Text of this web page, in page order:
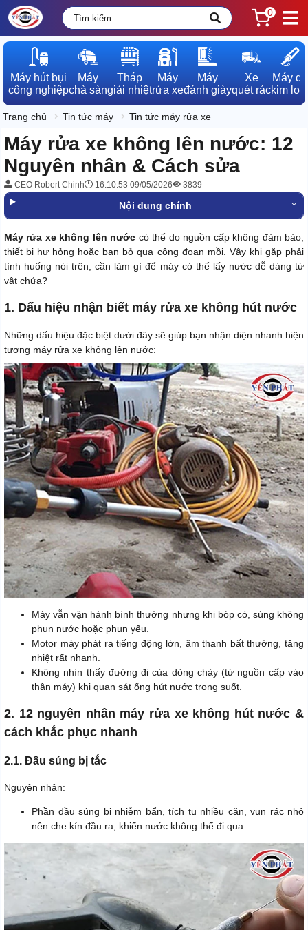
0
Máy hút bụi
công nghiệp
Máy
chà sàn
Tháp
giải nhiệt
Máy
rửa xe
Máy
đánh giày
Xe
quét rác
Máy dò
kim loại
Trang chủ Tin tức máy Tin tức máy rửa xe
Máy rửa xe không lên nước: 12
Nguyên nhân & Cách sửa
CEO Robert Chinh 16:10:53 09/05/2026 3839
Nội dung chính
Máy rửa xe không lên nước có thể do nguồn cấp không đảm bảo,
thiết bị hư hỏng hoặc bạn bỏ qua công đoạn mồi. Vậy khi gặp phải
tình huống nói trên, cần làm gì để máy có thể lấy nước dễ dàng từ
vật chứa?
1. Dấu hiệu nhận biết máy rửa xe không hút nước
Những dấu hiệu đặc biệt dưới đây sẽ giúp bạn nhận diện nhanh hiện
tượng máy rửa xe không lên nước:
Máy vẫn vận hành bình thường nhưng khi bóp cò, súng không
phun nước hoặc phun yếu.
Motor máy phát ra tiếng động lớn, âm thanh bất thường, tăng
nhiệt rất nhanh.
Không nhìn thấy đường đi của dòng chảy (từ nguồn cấp vào
thân máy) khi quan sát ống hút nước trong suốt.
2. 12 nguyên nhân máy rửa xe không hút nước &
cách khắc phục nhanh
2.1. Đầu súng bị tắc
Nguyên nhân:
Phần đầu súng bị nhiễm bẩn, tích tụ nhiều cặn, vụn rác nhỏ
nên che kín đầu ra, khiến nước không thể đi qua.